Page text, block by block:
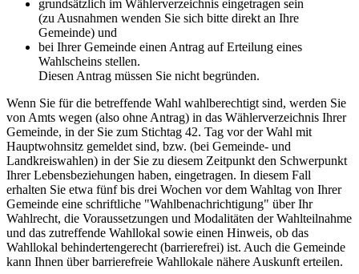
grundsätzlich im Wählerverzeichnis eingetragen sein
(zu Ausnahmen wenden Sie sich bitte direkt an Ihre
Gemeinde) und
bei Ihrer Gemeinde einen Antrag auf Erteilung eines
Wahlscheins stellen.
Diesen Antrag müssen Sie nicht begründen.
Wenn Sie für die betreffende Wahl wahlberechtigt sind, werden Sie
von Amts wegen (also ohne Antrag) in das Wählerverzeichnis Ihrer
Gemeinde, in der Sie zum Stichtag 42. Tag vor der Wahl mit
Hauptwohnsitz gemeldet sind, bzw. (bei Gemeinde- und
Landkreiswahlen) in der Sie zu diesem Zeitpunkt den Schwerpunkt
Ihrer Lebensbeziehungen haben, eingetragen. In diesem Fall
erhalten Sie etwa fünf bis drei Wochen vor dem Wahltag von Ihrer
Gemeinde eine schriftliche "Wahlbenachrichtigung" über Ihr
Wahlrecht, die Voraussetzungen und Modalitäten der Wahlteilnahme
und das zutreffende Wahllokal sowie einen Hinweis, ob das
Wahllokal behindertengerecht (barrierefrei) ist. Auch die Gemeinde
kann Ihnen über barrierefreie Wahllokale nähere Auskunft erteilen.